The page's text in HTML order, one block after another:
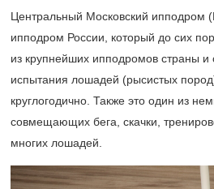
Центральный Московский
ипподром России, который до сих
из крупнейших ипподромов страны и
испытания лошадей (рысистых
круглогодично. Также это один из
совмещающих бега, скачки,
многих лошадей.